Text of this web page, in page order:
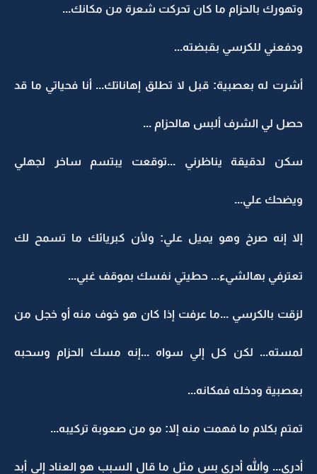
وتهورك بالحزام ما كان تحركت شعرة من مكانك...
ودفعني للكرسي بقبضته...
أشرت له بعصبية: قبل لا تطلق إهاناتك... أنا فحياتي ما قد
حصل لي الشرف ألبس هالحزام ...
سكن لدقيقة يناظرني ...توقعت يبتسم ساخر لجهلي
ويضحك علي...
إلا إنه صرخ وهو يميل علي: ولأن كبريائك ما تسمح لك
تعترفي بهالشيء... حطيتي نفسك بموقف غبي...
لزقت بالكرسي ...ما عرفت إذا كان هو خوف منه أو خجل من
لمسته... لكن كل إلي سواه ...إنه مسك الحزام وسحبه
بعصبية ودخله فمكانه...
تمتم بكلام ما فهمت منه إلا: مو من صعوبة تركيبه...
أدري... والله أدري بس مثل ما قال السبب هو العناد إلي أبد